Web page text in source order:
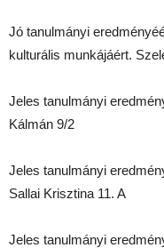
Jó tanulmányi
kulturális munkájáért.
Jeles tanulmányi
Kálmán 9/2
Jeles tanulmányi
Sallai Krisztina 11. A
Jeles tanulmányi